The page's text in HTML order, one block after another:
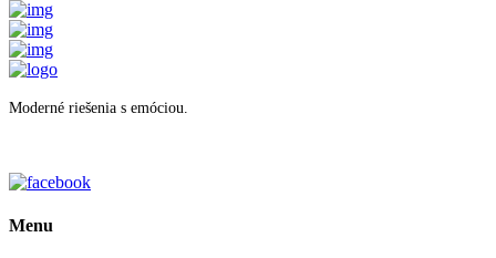
Moderné riešenia s emóciou.
Menu